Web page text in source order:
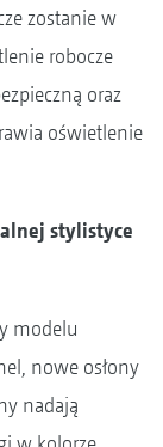
zostanie w
robocze
oraz
oświetlenie
stylistyce
modelu
nowe osłony
nadają